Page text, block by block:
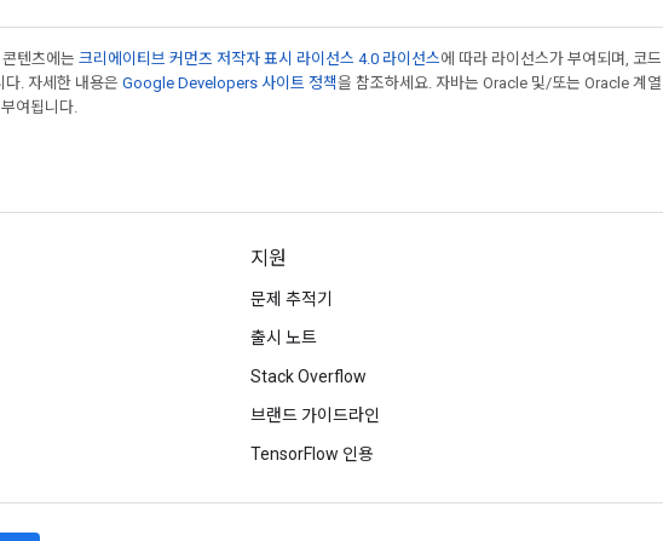
텐츠에는 크리에이티브 커먼즈 저작자 표시 라이선스 4.0 라이선스에 따라 라이선스가 부여되며, 코
다. 자세한 내용은 Google Developers 사이트 정책을 참조하세요. 자바는 Oracle 및/또는 Oracle 계
여됩니다.
지원
문제 추적기
출시 노트
Stack Overflow
브랜드 가이드라인
TensorFlow 인용